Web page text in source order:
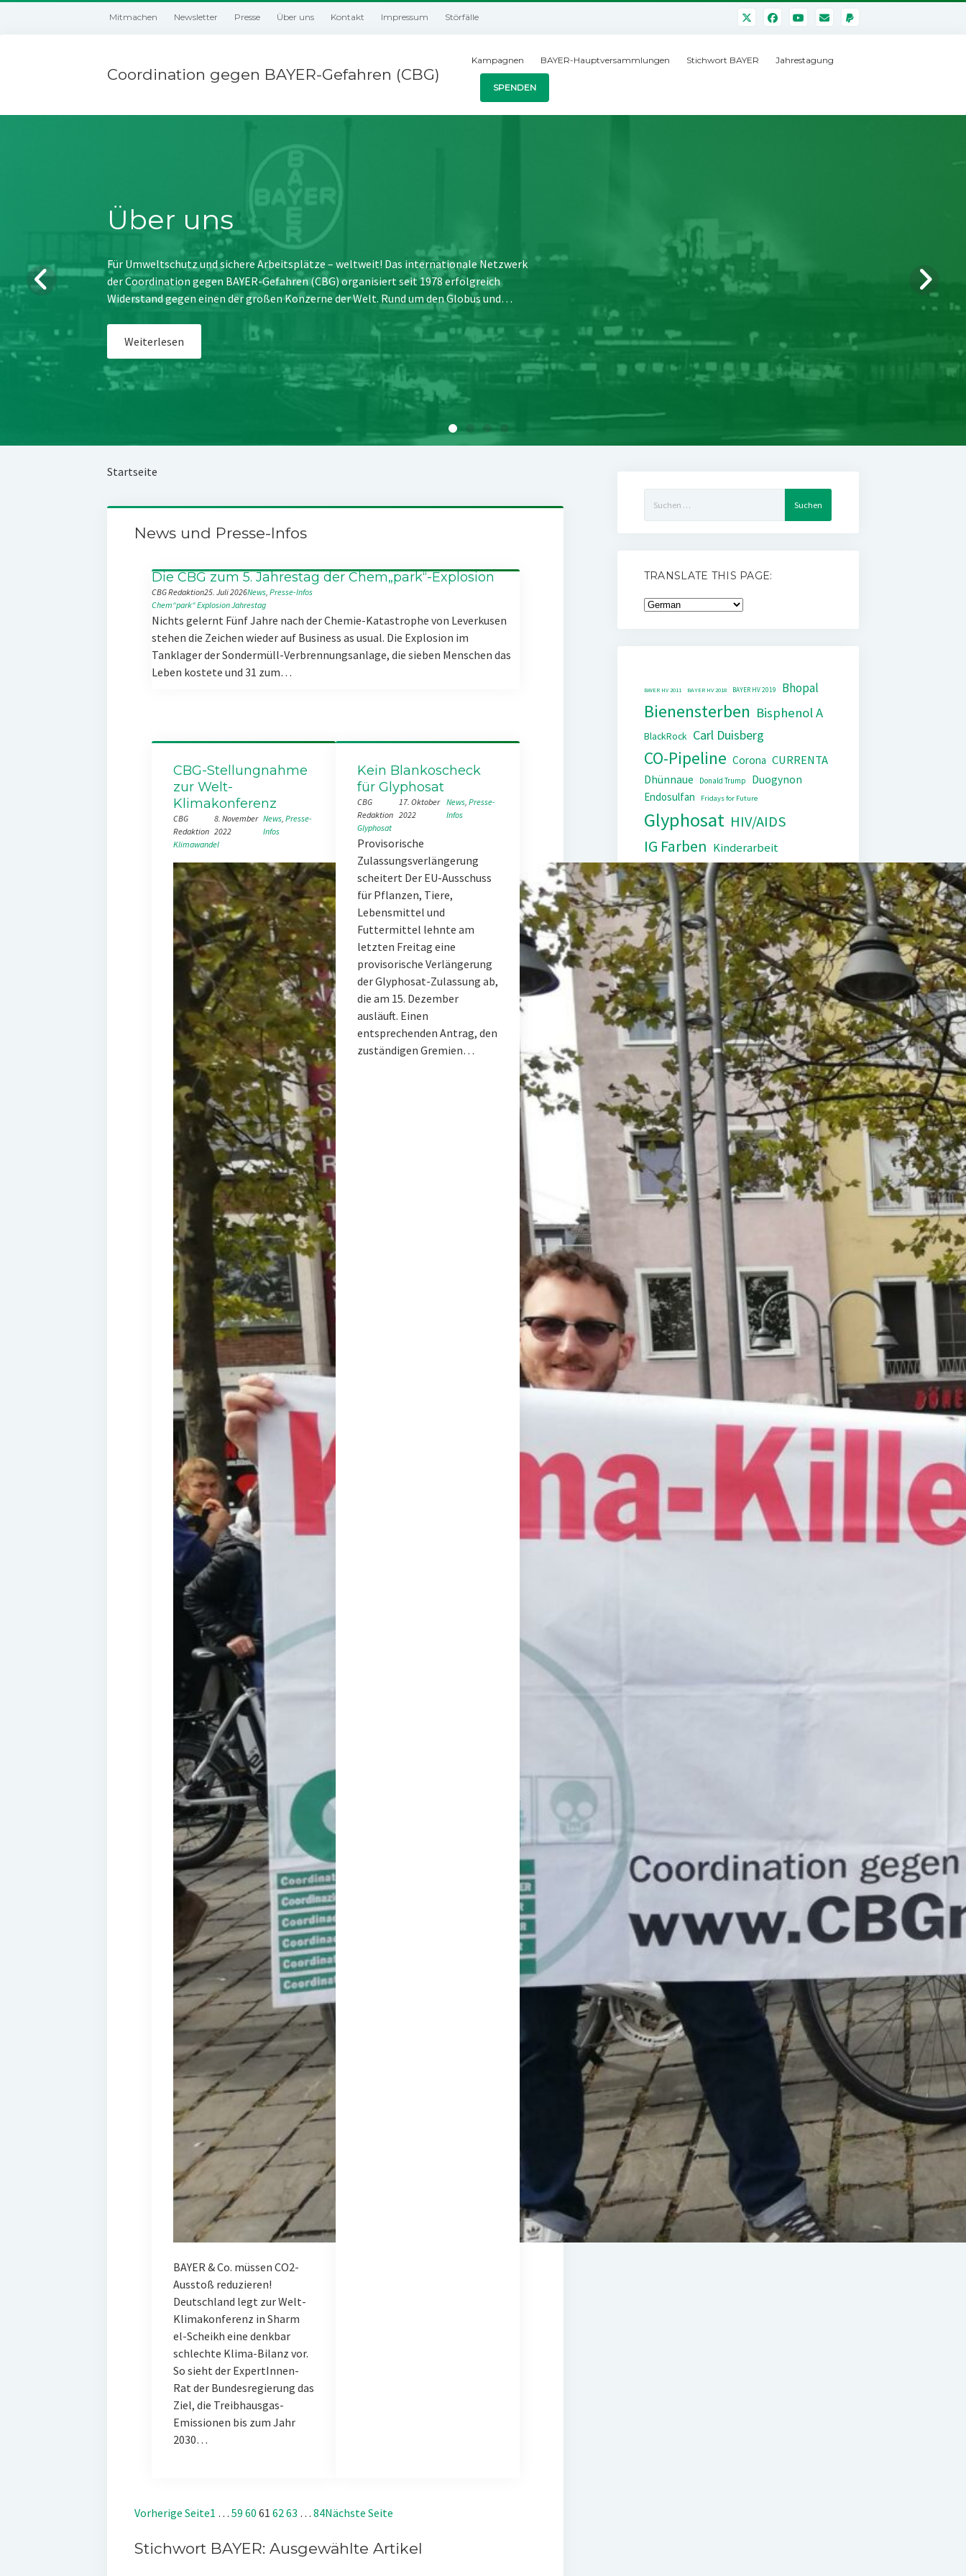
Mitmachen Newsletter Presse Über uns Kontakt Impressum Störfälle
Coordination gegen BAYER-Gefahren (CBG)
Kampagnen BAYER-Hauptversammlungen Stichwort BAYER Jahrestagung
SPENDEN
Über uns
Für Umweltschutz und sichere Arbeitsplätze – weltweit! Das internationale Netzwerk
der Coordination gegen BAYER-Gefahren (CBG) organisiert seit 1978 erfolgreich
Widerstand gegen einen der großen Konzerne der Welt. Rund um den Globus und…
Weiterlesen
Startseite
News und Presse-Infos
Die CBG zum 5. Jahrestag der Chem„park“-Explosion
CBG Redaktion25. Juli 2026News, Presse-Infos
Chem“park“ExplosionJahrestag
Nichts gelernt Fünf Jahre nach der Chemie-Katastrophe von Leverkusen
stehen die Zeichen wieder auf Business as usual. Die Explosion im
Tanklager der Sondermüll-Verbrennungsanlage, die sieben Menschen das
Leben kostete und 31 zum…
CBG-Stellungnahme
zur Welt-
Klimakonferenz
CBG
Redaktion
8. November
2022
News, Presse-
Infos
Klimawandel
BAYER & Co. müssen CO2-
Ausstoß reduzieren!
Deutschland legt zur Welt-
Klimakonferenz in Sharm
el-Scheikh eine denkbar
schlechte Klima-Bilanz vor.
So sieht der ExpertInnen-
Rat der Bundesregierung das
Ziel, die Treibhausgas-
Emissionen bis zum Jahr
2030…
Kein Blankoscheck
für Glyphosat
CBG
Redaktion
17. Oktober
2022
News, Presse-
Infos
Glyphosat
Provisorische
Zulassungsverlängerung
scheitert Der EU-Ausschuss
für Pflanzen, Tiere,
Lebensmittel und
Futtermittel lehnte am
letzten Freitag eine
provisorische Verlängerung
der Glyphosat-Zulassung ab,
die am 15. Dezember
ausläuft. Einen
entsprechenden Antrag, den
zuständigen Gremien…
Vorherige Seite1 … 59 60 61 6263 … 84Nächste Seite
Stichwort BAYER: Ausgewählte Artikel
nach:
TRANSLATE THIS PAGE:
BAYER HV 2011 BAYER HV 2018 BAYER HV 2019 Bhopal
Bienensterben Bisphenol A
BlackRock Carl Duisberg
CO-Pipeline Corona CURRENTA
Dhünnaue Donald Trump
Duogynon
Endosulfan
Fridays for Future
Glyphosat HIV/AIDS
IG Farben Kinderarbeit
Lipobay Monopol Nexavar PCB
Repression Steuerflucht Tierversuche
Trasylol UNEP Xarelto
CBG Artikelarchiv
August 2026
M
D F S
S
1
2
5 6 7 8
9
10
11 13 14 15
16
17
18 20 21 22
23
24
25 27 28 29
30
« Juli